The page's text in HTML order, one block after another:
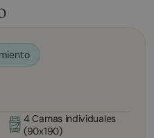
4 Camas individuales
(90x190)